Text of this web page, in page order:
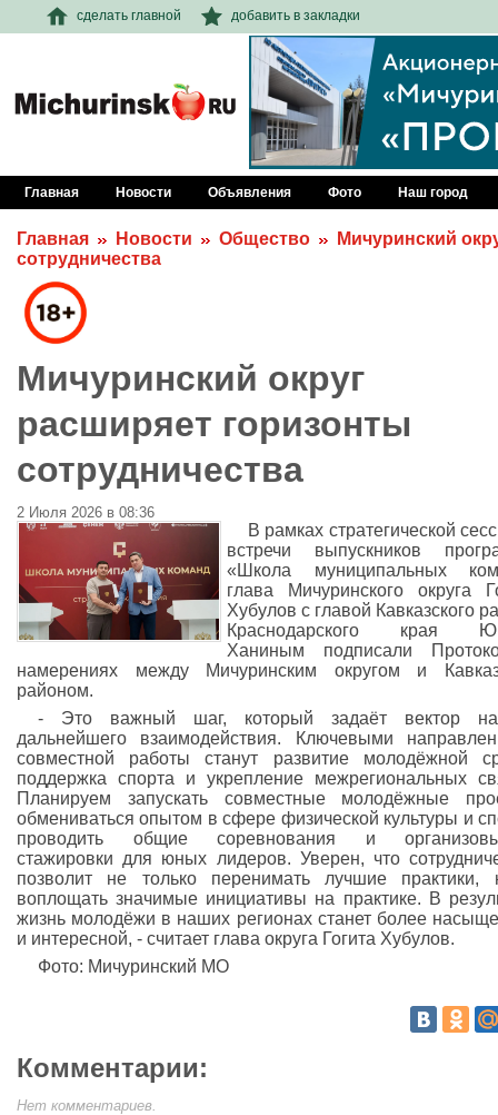
сделать главной добавить в закладки
Главная Новости Объявления Фото Наш город
Главная Новости Общество
Мичуринский
сотрудничества
Мичуринский округ
расширяет горизонты
сотрудничества
2 Июля 2026 в 08:36
В рамках стратегической
встречи выпускников
«Школа муниципальных
глава Мичуринского округа
Хубулов с главой Кавказского
Краснодарского края
Ханиным подписали
намерениях между Мичуринским округом и
районом.
- Это важный шаг, который задаёт вектор
дальнейшего взаимодействия. Ключевыми
совместной работы станут развитие молодёжной
поддержка спорта и укрепление межрегиональных
Планируем запускать совместные молодёжные
обмениваться опытом в сфере физической культуры и
проводить общие соревнования и
стажировки для юных лидеров. Уверен, что
позволит не только перенимать лучшие
воплощать значимые инициативы на практике. В
жизнь молодёжи в наших регионах станет более
и интересной, - считает глава округа Гогита Хубулов.
Фото: Мичуринский МО
Комментарии:
Нет комментариев.